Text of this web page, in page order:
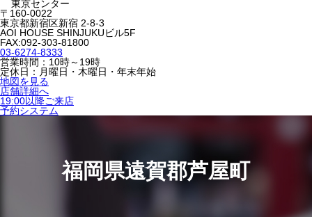
〒160-0022
東京都新宿区新宿 2-8-3
AOI HOUSE SHINJUKUビル5F
FAX:092-303-81800
03-6274-8333
営業時間：10時～19時
定休日：月曜日・木曜日・年末年始
地図を見る
店舗詳細へ
19:00以降ご来店
予約システム
福岡県遠賀郡芦屋町